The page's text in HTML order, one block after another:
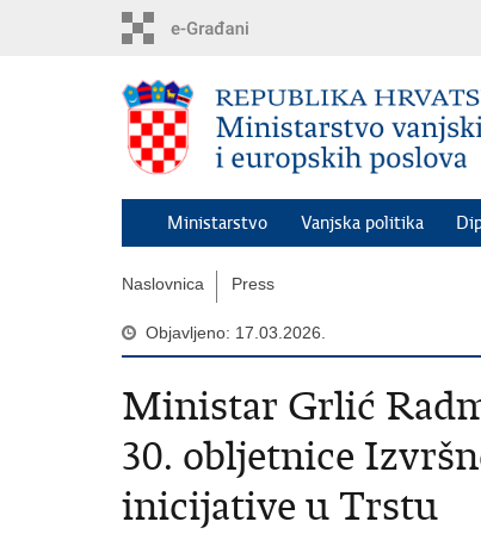
Ministarstvo Vanjska politika
Naslovnica Press
Objavljeno: 17.03.2026.
Ministar Grlić
30. obljetnice
inicijative u Trstu